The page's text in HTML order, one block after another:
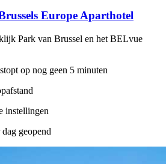
Europe Aparthotel
Park van Brussel en het BELvue
op nog geen 5 minuten
instellingen
geopend